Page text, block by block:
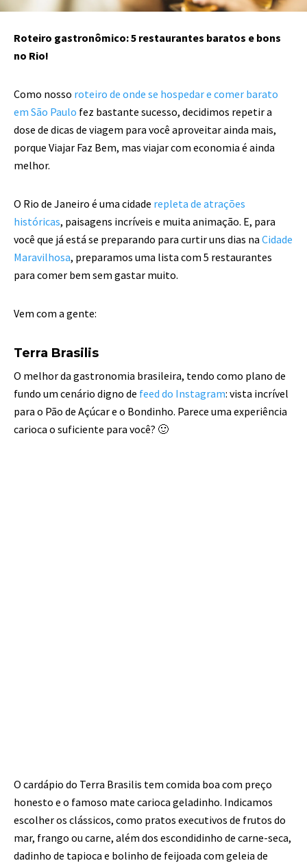
Roteiro gastronômico: 5 restaurantes baratos e bons
no Rio!
Como nosso roteiro de onde se hospedar e comer barato
em São Paulo fez bastante sucesso, decidimos repetir a
dose de dicas de viagem para você aproveitar ainda mais,
porque Viajar Faz Bem, mas viajar com economia é ainda
melhor.
O Rio de Janeiro é uma cidade repleta de atrações
históricas, paisagens incríveis e muita animação. E, para
você que já está se preparando para curtir uns dias na Cidade
Maravilhosa, preparamos uma lista com 5 restaurantes
para comer bem sem gastar muito.
Vem com a gente:
Terra Brasilis
O melhor da gastronomia brasileira, tendo como plano de
fundo um cenário digno de feed do Instagram: vista incrível
para o Pão de Açúcar e o Bondinho. Parece uma experiência
carioca o suficiente para você? 🙂
O cardápio do Terra Brasilis tem comida boa com preço
honesto e o famoso mate carioca geladinho. Indicamos
escolher os clássicos, como pratos executivos de frutos do
mar, frango ou carne, além dos escondidinho de carne-seca,
dadinho de tapioca e bolinho de feijoada com geleia de